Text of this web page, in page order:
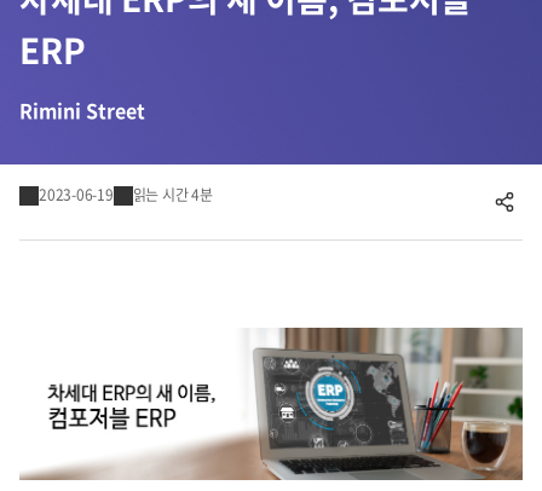
디지털 혁신
물류 서비스
인사이트
인사이트 리포트
ERP
Rimini Street
2023-06-19
읽는 시간 4분
공유하기